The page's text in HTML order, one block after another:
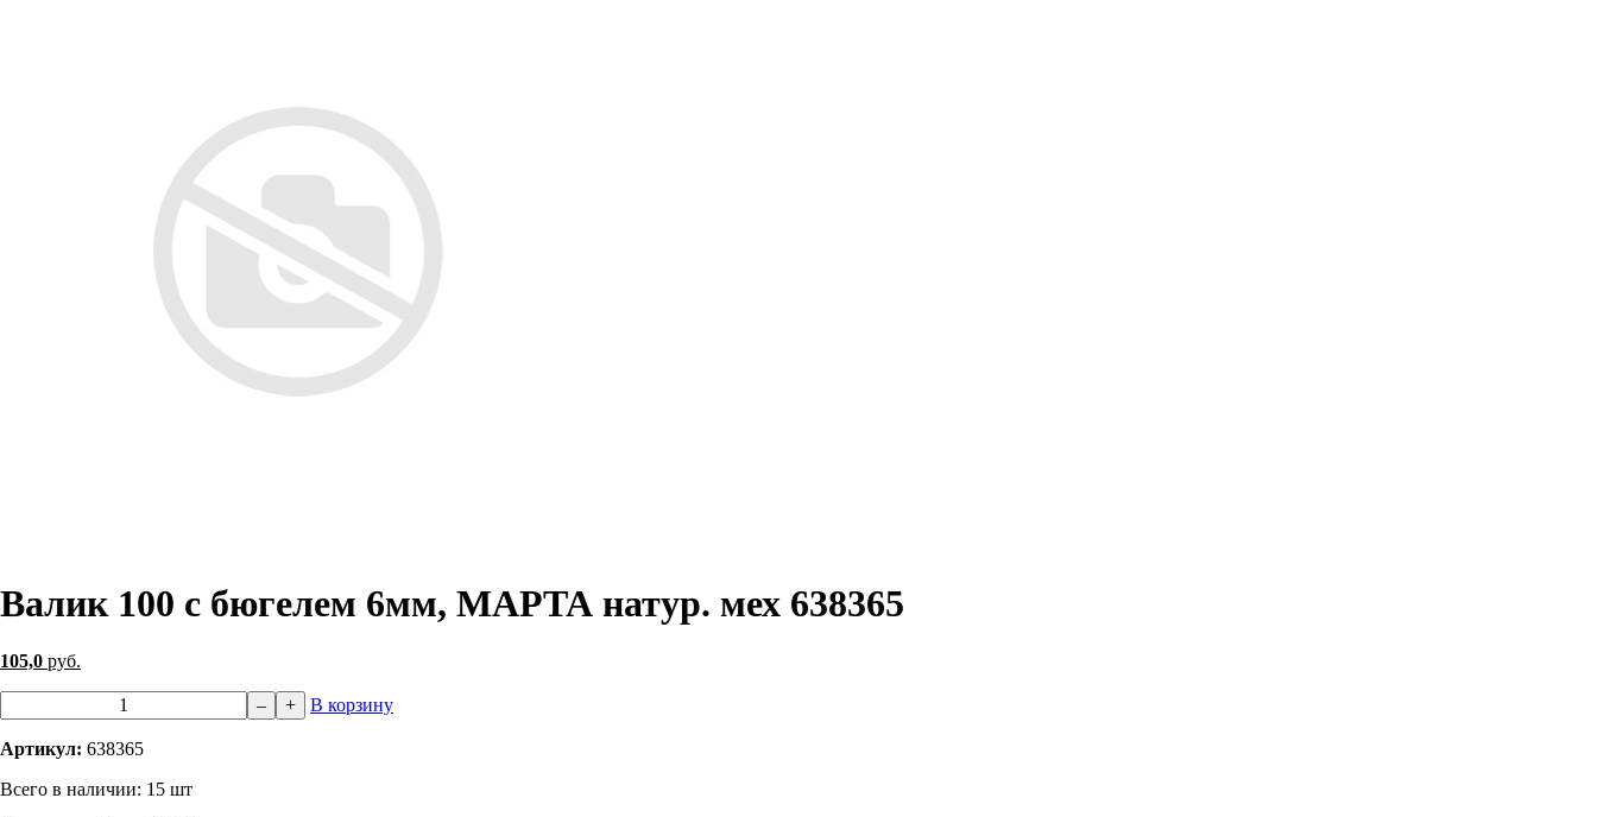
Валик 100 с бюгелем 6мм, МАРТА натур. мех 638365
105,0 руб.
– + В корзину
Артикул: 638365
Всего в наличии: 15 шт